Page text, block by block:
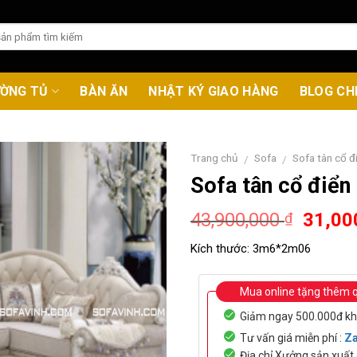
TỦ BÀN ĂN NHẬT KÝ GIAO HÀNG BLOG
Trang chủ / Sofa / Sofa tân cổ
Sofa tân cổ điển
43,900,000₫
price
was:
Kích thước: 3m6*2m06
Mua online tặng thêm
Giảm ngay 500.000đ
Tư vấn giá miễn phí :